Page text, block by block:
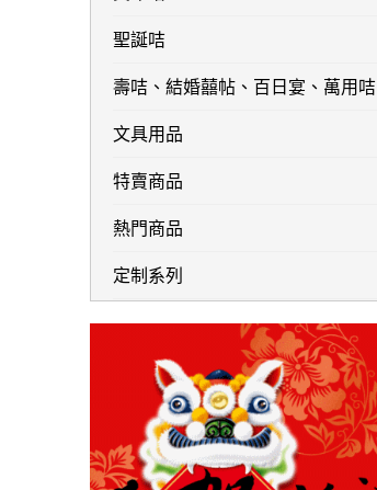
聖誕咭
壽咭、結婚囍帖、百日宴、萬用咭
文具用品
特賣商品
熱門商品
定制系列